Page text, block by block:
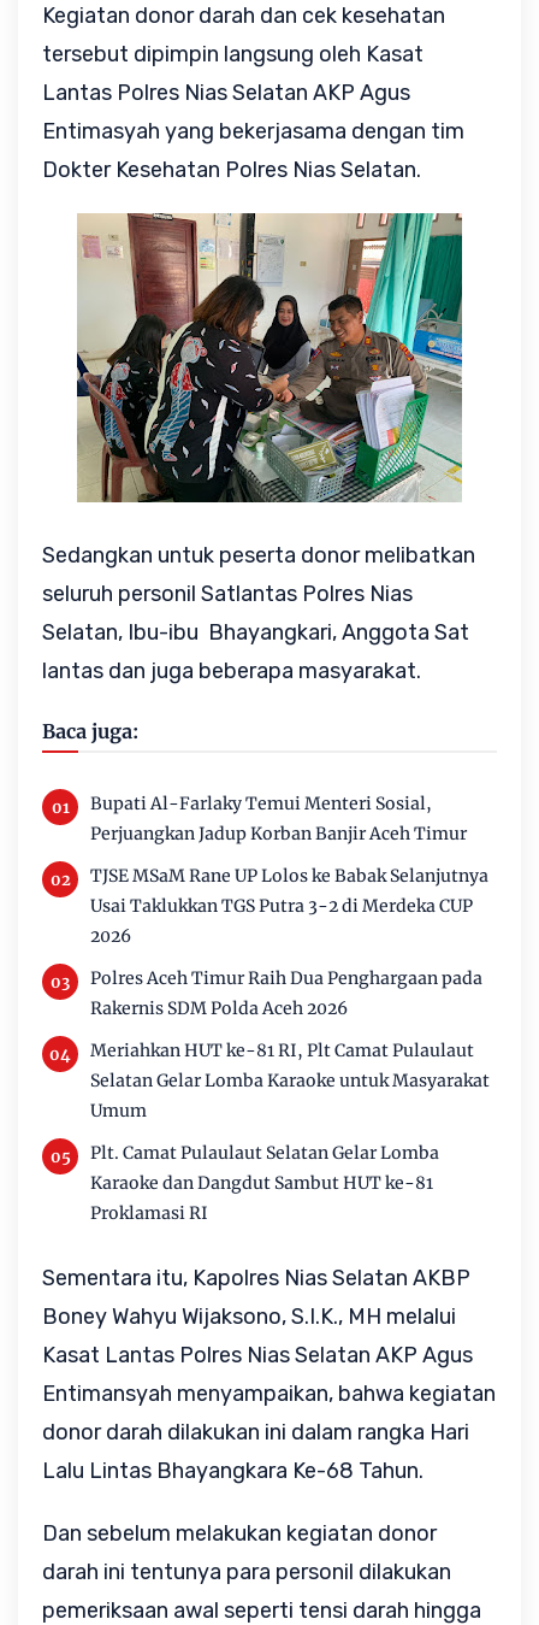
Kegiatan donor darah dan cek kesehatan
tersebut dipimpin langsung oleh Kasat
Lantas Polres Nias Selatan AKP Agus
Entimasyah yang bekerjasama dengan tim
Dokter Kesehatan Polres Nias Selatan.
Sedangkan untuk peserta donor melibatkan
seluruh personil Satlantas Polres Nias
Selatan, Ibu-ibu Bhayangkari, Anggota Sat
lantas dan juga beberapa masyarakat.
Baca juga:
Bupati Al-Farlaky Temui Menteri Sosial,
Perjuangkan Jadup Korban Banjir Aceh Timur
TJSE MSaM Rane UP Lolos ke Babak Selanjutnya
Usai Taklukkan TGS Putra 3-2 di Merdeka CUP
2026
Polres Aceh Timur Raih Dua Penghargaan pada
Rakernis SDM Polda Aceh 2026
Meriahkan HUT ke-81 RI, Plt Camat Pulaulaut
Selatan Gelar Lomba Karaoke untuk Masyarakat
Umum
Plt. Camat Pulaulaut Selatan Gelar Lomba
Karaoke dan Dangdut Sambut HUT ke-81
Proklamasi RI
Sementara itu, Kapolres Nias Selatan AKBP
Boney Wahyu Wijaksono, S.I.K., MH melalui
Kasat Lantas Polres Nias Selatan AKP Agus
Entimansyah menyampaikan, bahwa kegiatan
donor darah dilakukan ini dalam rangka Hari
Lalu Lintas Bhayangkara Ke-68 Tahun.
Dan sebelum melakukan kegiatan donor
darah ini tentunya para personil dilakukan
pemeriksaan awal seperti tensi darah hingga